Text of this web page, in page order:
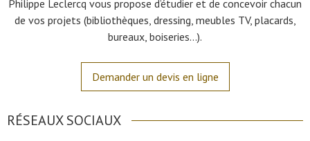
Philippe Leclercq vous propose d’étudier et de concevoir chacun
de vos projets (bibliothèques, dressing, meubles TV, placards,
bureaux, boiseries…).
Demander un devis en ligne
RÉSEAUX SOCIAUX